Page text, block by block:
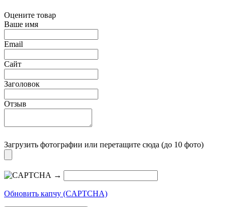
Оцените товар
Ваше имя
Email
Сайт
Заголовок
Отзыв
Загрузить фотографии или перетащите сюда (до 10 фото)
→
Обновить капчу (CAPTCHA)